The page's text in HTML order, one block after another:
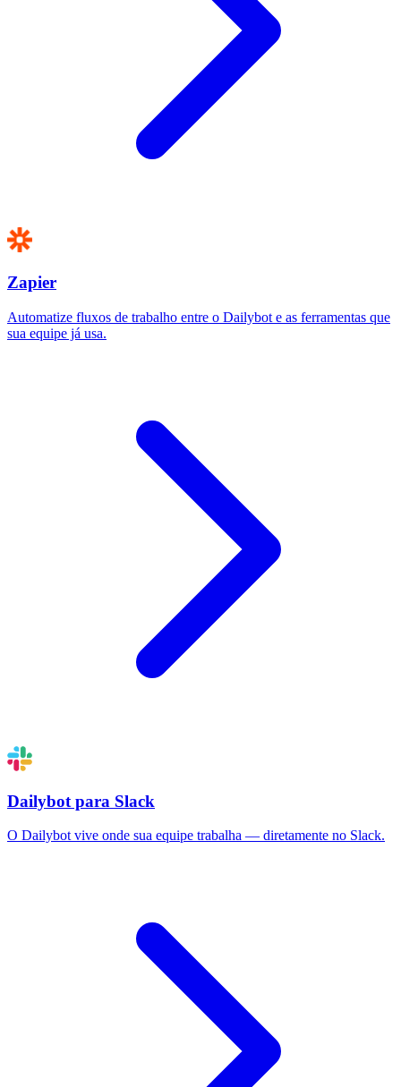
Zapier
Automatize fluxos de trabalho entre o Dailybot e as ferramentas que
sua equipe já usa.
Dailybot para Slack
O Dailybot vive onde sua equipe trabalha — diretamente no Slack.